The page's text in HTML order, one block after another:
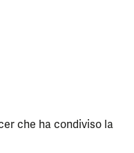
che ha condiviso la